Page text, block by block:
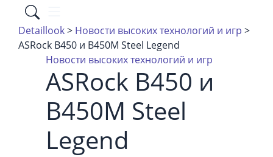
Detaillook> Новости высоких технологий и игр >
ASRock B450 и B450M Steel Legend
Новости высоких технологий и игр
ASRock B450 и
B450M Steel
Legend